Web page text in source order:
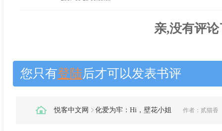
亲,没有评论
您只有登陆后才可以发表书评
悦客中文网 化爱为牢：Hi，壁花小姐 作者： 贰猫香